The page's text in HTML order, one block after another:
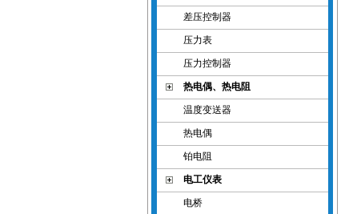
差压控制器
压力表
压力控制器
热电偶、热电阻
温度变送器
热电偶
铂电阻
电工仪表
电桥